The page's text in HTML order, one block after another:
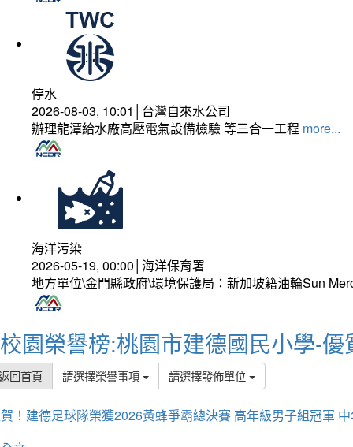
停水
2026-08-03, 10:01│台灣自來水公司
辦理龍潭給水廠高壓電氣設備檢驗 等三合一工程 more...
海洋污染
2026-05-19, 00:00│海洋保育署
地方單位\金門縣政府\環境保護局：新加坡籍油輪Sun
校園榮譽榜:桃園市建德國民小學-優
回首頁 請選擇榮譽事項 請選擇發佈單位
！建德足球隊榮獲2026黃蜂爭霸總決賽 高年級男子組冠軍